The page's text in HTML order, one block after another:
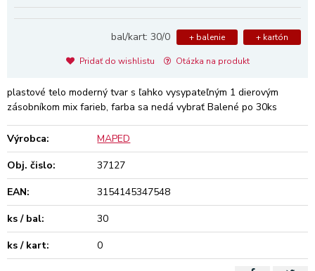
bal/kart: 30/0 + balenie + kartón
Pridať do wishlistu Otázka na produkt
plastové telo moderný tvar s ľahko vysypateľným 1 dierovým
zásobníkom mix farieb, farba sa nedá vybrať Balené po 30ks
Výrobca:
MAPED
Obj. čislo:
37127
EAN:
3154145347548
ks / bal:
30
ks / kart:
0